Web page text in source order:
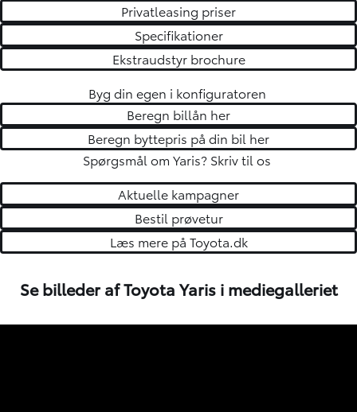
Privatleasing priser
Specifikationer
Ekstraudstyr brochure
Byg din egen i konfiguratoren
Beregn billån her
Beregn byttepris på din bil her
Spørgsmål om Yaris? Skriv til os
Aktuelle kampagner
Bestil prøvetur
Læs mere på Toyota.dk
Se billeder af Toyota Yaris i mediegalleriet